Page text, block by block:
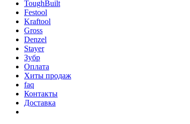
ToughBuilt
Festool
Kraftool
Gross
Denzel
Stayer
Зубр
Оплата
Хиты продаж
faq
Контакты
Доставка